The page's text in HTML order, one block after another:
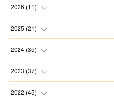
2026 (11)
(2
(1
(3
(1
2025 (21)
(1
(1
(2
2024 (35)
(3
(1
2023 (37)
(3
2022 (45)